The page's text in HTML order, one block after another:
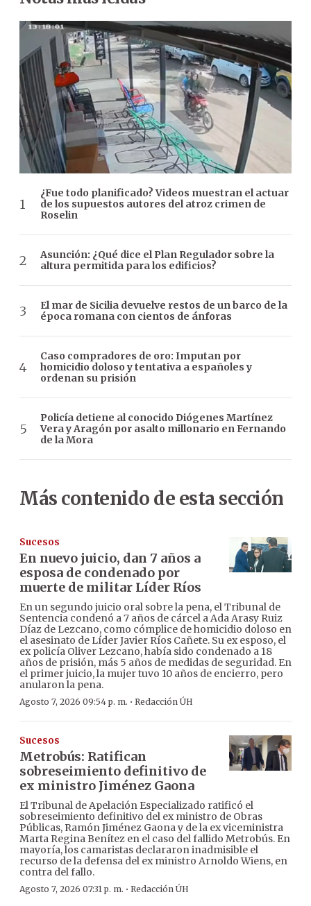
¿Fue todo planificado? Videos muestran el actuar
de los supuestos autores del atroz crimen de
Roselin
Asunción: ¿Qué dice el Plan Regulador sobre la
altura permitida para los edificios?
El mar de Sicilia devuelve restos de un barco de la
época romana con cientos de ánforas
Caso compradores de oro: Imputan por
homicidio doloso y tentativa a españoles y
ordenan su prisión
Policía detiene al conocido Diógenes Martínez
Vera y Aragón por asalto millonario en Fernando
de la Mora
Más contenido de esta sección
Sucesos
En nuevo juicio, dan 7 años a
esposa de condenado por
muerte de militar Líder Ríos
En un segundo juicio oral sobre la pena, el Tribunal de
Sentencia condenó a 7 años de cárcel a Ada Arasy Ruiz
Díaz de Lezcano, como cómplice de homicidio doloso en
el asesinato de Líder Javier Ríos Cañete. Su ex esposo, el
ex policía Oliver Lezcano, había sido condenado a 18
años de prisión, más 5 años de medidas de seguridad. En
el primer juicio, la mujer tuvo 10 años de encierro, pero
anularon la pena.
Agosto 7, 2026 09:54 p. m. · Redacción ÚH
Sucesos
Metrobús: Ratifican
sobreseimiento definitivo de
ex ministro Jiménez Gaona
El Tribunal de Apelación Especializado ratificó el
sobreseimiento definitivo del ex ministro de Obras
Públicas, Ramón Jiménez Gaona y de la ex viceministra
Marta Regina Benítez en el caso del fallido Metrobús. En
mayoría, los camaristas declararon inadmisible el
recurso de la defensa del ex ministro Arnoldo Wiens, en
contra del fallo.
Agosto 7, 2026 07:31 p. m. · Redacción ÚH